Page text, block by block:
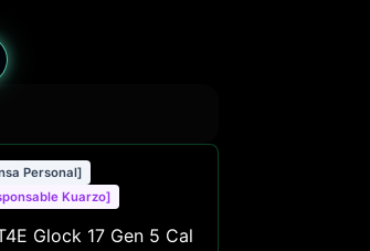
Personal]
Kuarzo]
Glock 17 Gen 5 Cal